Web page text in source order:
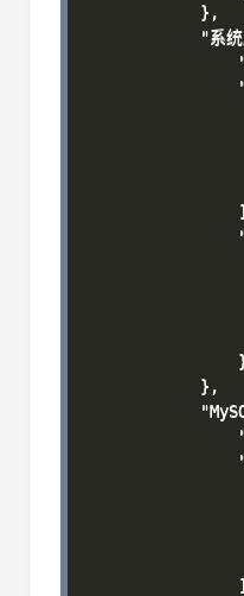
            },
"系
"
            },